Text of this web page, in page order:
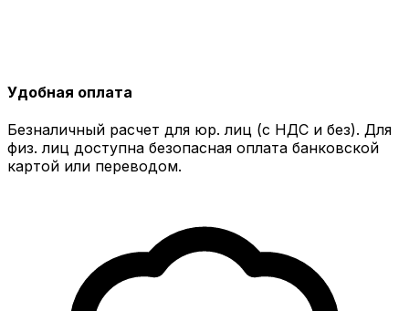
Удобная оплата
Безналичный расчет для юр. лиц (с НДС и без). Для
физ. лиц доступна безопасная оплата банковской
картой или переводом.